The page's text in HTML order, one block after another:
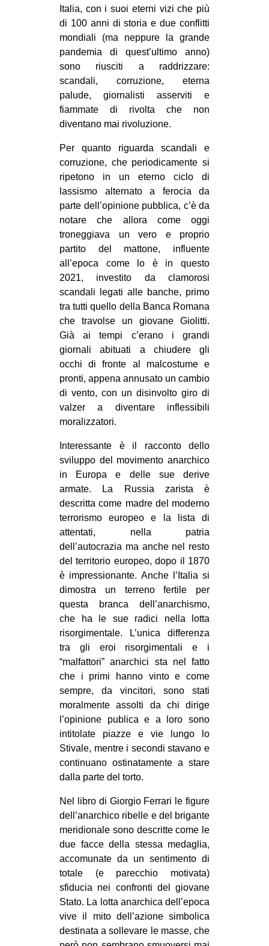
INTERNAZIONALE
AFRICA
AMERICHE
ESTREMO ORIENTE
EUROPA
MEDIO ORIENTE
EVENTI
in
Fb
tw
bsky
ms
SEARCH
Italia, con i suoi eterni vizi che più
di 100 anni di storia e due conflitti
mondiali (ma neppure la grande
pandemia di quest’ultimo anno)
sono riusciti a raddrizzare:
scandali, corruzione, eterna
palude, giornalisti asserviti e
fiammate di rivolta che non
diventano mai rivoluzione.
Per quanto riguarda scandali e
corruzione, che periodicamente si
ripetono in un eterno ciclo di
lassismo alternato a ferocia da
parte dell’opinione pubblica, c’è da
notare che allora come oggi
troneggiava un vero e proprio
partito del mattone, influente
all’epoca come lo è in questo
2021, investito da clamorosi
scandali legati alle banche, primo
tra tutti quello della Banca Romana
che travolse un giovane Giolitti.
Già ai tempi c’erano i grandi
giornali abituati a chiudere gli
occhi di fronte al malcostume e
pronti, appena annusato un cambio
di vento, con un disinvolto giro di
valzer a diventare inflessibili
moralizzatori.
Interessante è il racconto dello
sviluppo del movimento anarchico
in Europa e delle sue derive
armate. La Russia zarista è
descritta come madre del moderno
terrorismo europeo e la lista di
attentati, nella patria
dell’autocrazia ma anche nel resto
del territorio europeo, dopo il 1870
è impressionante. Anche l’Italia si
dimostra un terreno fertile per
questa branca dell’anarchismo,
che ha le sue radici nella lotta
risorgimentale. L’unica differenza
tra gli eroi risorgimentali e i
“malfattori” anarchici sta nel fatto
che i primi hanno vinto e come
sempre, da vincitori, sono stati
moralmente assolti da chi dirige
l’opinione publica e a loro sono
intitolate piazze e vie lungo lo
Stivale, mentre i secondi stavano e
continuano ostinatamente a stare
dalla parte del torto.
Nel libro di Giorgio Ferrari le figure
dell’anarchico ribelle e del brigante
meridionale sono descritte come le
due facce della stessa medaglia,
accomunate da un sentimento di
totale (e parecchio motivata)
sfiducia nei confronti del giovane
Stato. La lotta anarchica dell’epoca
vive il mito dell’azione simbolica
destinata a sollevare le masse, che